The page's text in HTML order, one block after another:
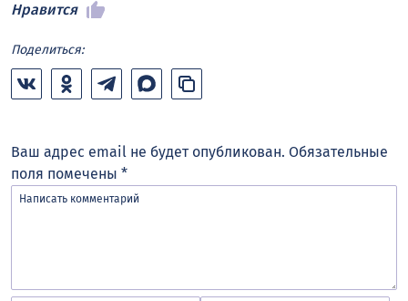
Нравится
Поделиться:
Ваш адрес email не будет опубликован. Обязательные
поля помечены *